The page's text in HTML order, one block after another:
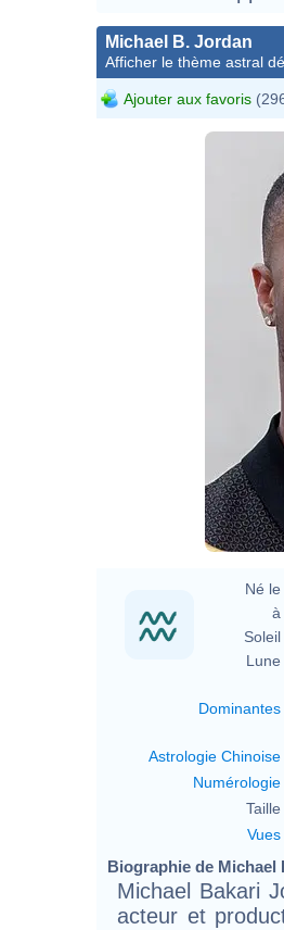
Michael B. Jordan
Afficher le thème astral
Ajouter aux favoris
Né le
à
Soleil
Lune
Dominantes
Astrologie Chinoise
Numérologie
Taille
Vues
Biographie de Michael
Michael Bakari
acteur et